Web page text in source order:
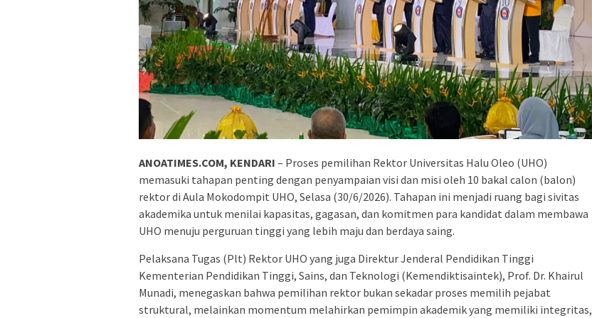
ANOATIMES.COM, KENDARI – Proses pemilihan Rektor Universitas Halu Oleo (UHO)
memasuki tahapan penting dengan penyampaian visi dan misi oleh 10 bakal calon (balon)
rektor di Aula Mokodompit UHO, Selasa (30/6/2026). Tahapan ini menjadi ruang bagi sivitas
akademika untuk menilai kapasitas, gagasan, dan komitmen para kandidat dalam membawa
UHO menuju perguruan tinggi yang lebih maju dan berdaya saing.
Pelaksana Tugas (Plt) Rektor UHO yang juga Direktur Jenderal Pendidikan Tinggi
Kementerian Pendidikan Tinggi, Sains, dan Teknologi (Kemendiktisaintek), Prof. Dr. Khairul
Munadi, menegaskan bahwa pemilihan rektor bukan sekadar proses memilih pejabat
struktural, melainkan momentum melahirkan pemimpin akademik yang memiliki integritas,